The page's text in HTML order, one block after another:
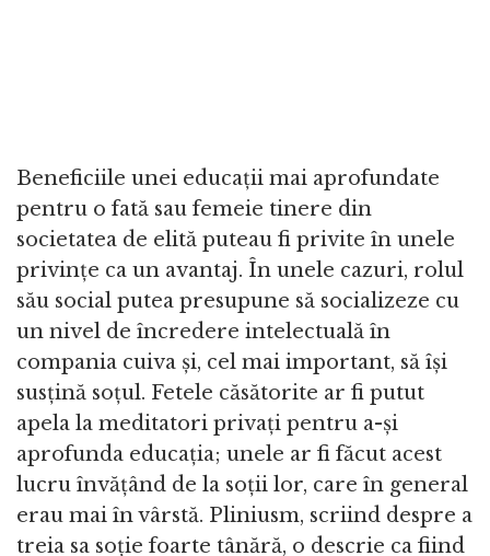
Beneficiile unei educații mai aprofundate
pentru o fată sau femeie tinere din
societatea de elită puteau fi privite în unele
privințe ca un avantaj. În unele cazuri, rolul
său social putea presupune să socializeze cu
un nivel de încredere intelectuală în
compania cuiva și, cel mai important, să își
susțină soțul. Fetele căsătorite ar fi putut
apela la meditatori privați pentru a-și
aprofunda educația; unele ar fi făcut acest
lucru învățând de la soții lor, care în general
erau mai în vârstă. Pliniusm, scriind despre a
treia sa soție foarte tânără, o descrie ca fiind